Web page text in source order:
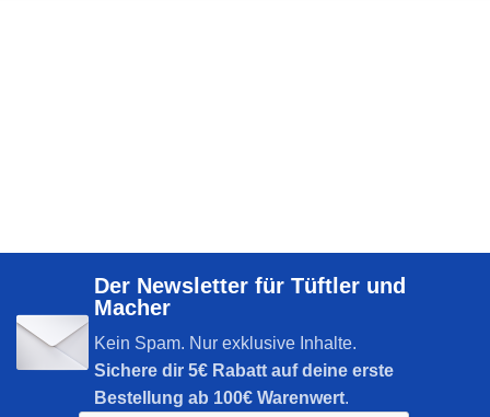
Der Newsletter für Tüftler und
Macher
Kein Spam. Nur exklusive Inhalte.
Sichere dir 5€ Rabatt auf deine erste
Bestellung ab 100€ Warenwert.